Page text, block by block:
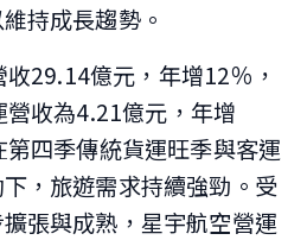
持成長趨勢。
29.14億元，年增12％，
收為4.21億元，年增
四季傳統貨運旺季與客運
，旅遊需求持續強勁。受
張與成熟，星宇航空營運